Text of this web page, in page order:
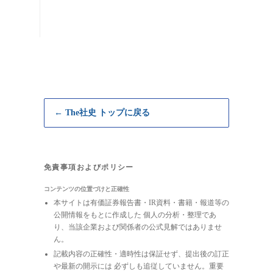
← The社史 トップに戻る
免責事項およびポリシー
コンテンツの位置づけと正確性
本サイトは有価証券報告書・IR資料・書籍・報道等の
公開情報をもとに作成した 個人の分析・整理であ
り、当該企業および関係者の公式見解ではありませ
ん。
記載内容の正確性・適時性は保証せず、提出後の訂正
や最新の開示には 必ずしも追従していません。重要